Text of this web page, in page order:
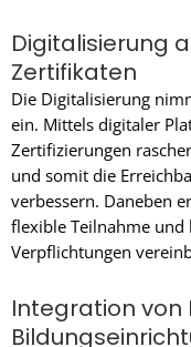
Digitalisierung
Zertifikaten
Die Digitalisierung
ein. Mittels digitaler
Zertifizierungen
und somit die
verbessern. Daneben
flexible Teilnahme und
Verpflichtungen
Integration von